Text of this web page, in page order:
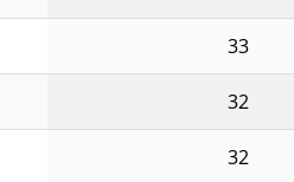
33
32
32